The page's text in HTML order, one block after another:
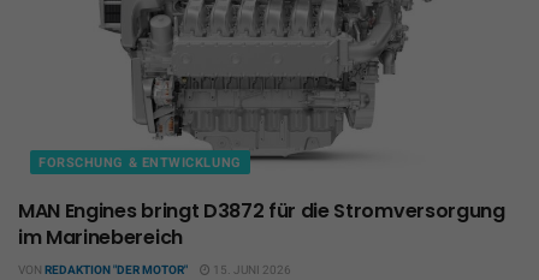
FORSCHUNG & ENTWICKLUNG
MAN Engines bringt D3872 für die Stromversorgung
im Marinebereich
VON REDAKTION "DER MOTOR" 15. JUNI 2026